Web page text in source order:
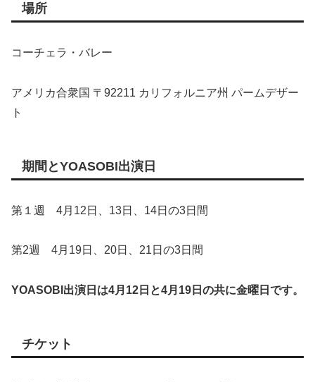
場所
コーチェラ・バレー
アメリカ合衆国 〒92211 カリフォルニア州 パームデザー
ト
期間とYOASOBI出演日
第１週 4月12日、13日、14日の3日間
第2週 4月19日、20日、21日の3日間
YOASOBI出演日は4月12日と4月19日の共に金曜日です。
チケット